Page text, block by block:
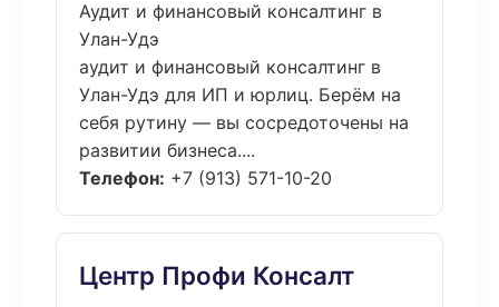
Аудит и финансовый консалтинг в
Улан-Удэ
аудит и финансовый консалтинг в
Улан-Удэ для ИП и юрлиц. Берём на
себя рутину — вы сосредоточены на
развитии бизнеса....
Телефон: +7 (913) 571-10-20
Центр Профи Консалт